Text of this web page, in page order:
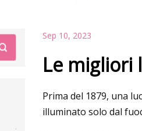
Sep 10, 2023
Le migliori
Prima del 1879, una
illuminato solo dal